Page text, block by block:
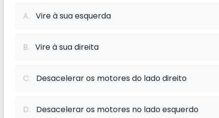
A. Vire à sua esquerda
B. Vire à sua direita
C. Desacelerar os motores do lado direito
D. Desacelerar os motores no lado esquerdo